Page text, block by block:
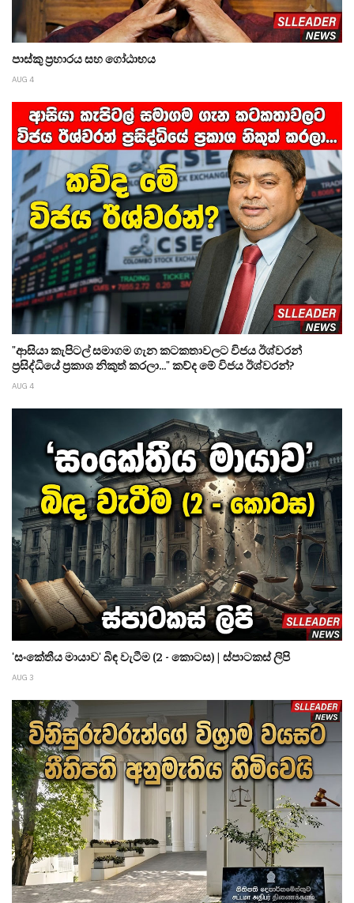
පාස්කු ප්‍රහාරය සහ ගෝඨාභය
AUG 4
"ආසියා කැපිටල් සමාගම ගැන කටකතාවලට විජය ඊශ්වරන්
ප්‍රසිද්ධියේ ප්‍රකාශ නිකුත් කරලා..." කව්ද මේ විජය ඊශ්වරන්?
AUG 4
'සංකේතීය මායාව' බිඳ වැටීම (2 - කොටස) | ස්පාටකස් ලිපි
AUG 3